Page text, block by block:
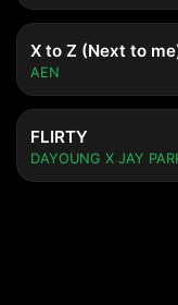
X to Z (Next to
AEN
FLIRTY
DAYOUNG X JAY